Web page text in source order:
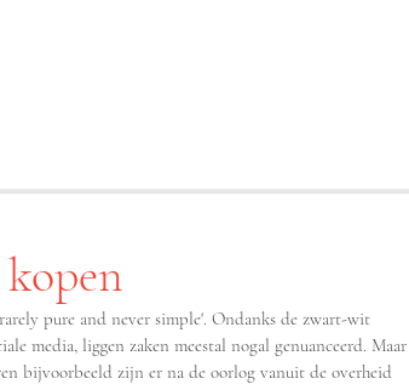
media, liggen zaken meestal nogal genuanceerd. Maar
bijvoorbeeld zijn er na de oorlog vanuit de overheid